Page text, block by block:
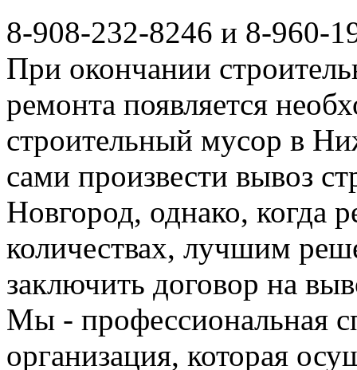
8-908-232-8246 и 8-960-
При окончании
ремонта появляется
строительный мусор в
сами произвести вывоз
Новгород, однако, когда
количествах, лучшим
заключить договор на
Мы - профессиональная
организация, которая